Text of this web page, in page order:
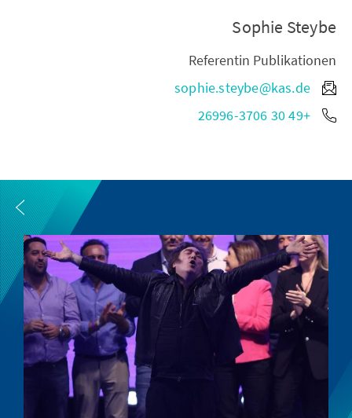
Sophie Steybe
Referentin Publikationen
sophie.steybe@kas.de
+49 30 26996-3706